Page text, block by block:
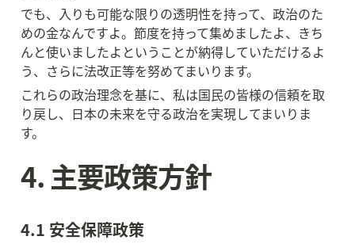
でも、入りも可能な限りの透明性を持って、政治のた
めの金なんですよ。節度を持って集めましたよ、きち
んと使いましたよということが納得していただけるよ
う、さらに法改正等を努めてまいります。
これらの政治理念を基に、私は国民の皆様の信頼を取
り戻し、日本の未来を守る政治を実現してまいりま
す。
4. 主要政策方針
4.1 安全保障政策